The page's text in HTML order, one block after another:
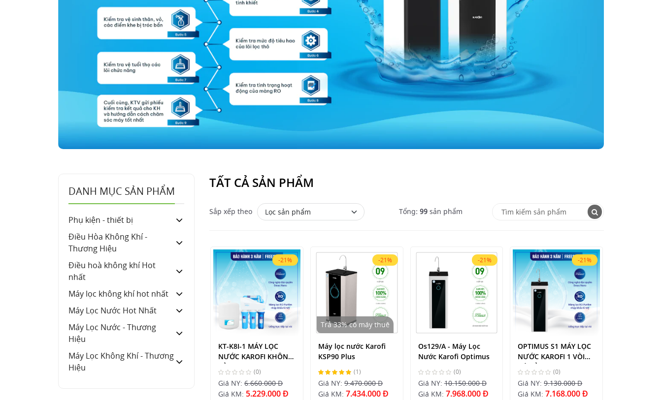
DANH MỤC SẢN PHẨM
Phụ kiện - thiết bị
Điều Hòa Không Khí -
Thương Hiệu
Điều hoà không khí Hot
nhất
Máy lọc không khí hot nhất
Máy Lọc Nước Hot Nhất
Máy Lọc Nước - Thương
Hiệu
Máy Lọc Không Khí - Thương
Hiệu
TẤT CẢ SẢN PHẨM
Sắp xếp theo Tổng: 99sản phẩm
-21%
KT-K8I-1 MÁY LỌC
NƯỚC KAROFI KHÔNG
(0)
Giá NY:6.660.000 Đ
Giá KM: 5.229.000 Đ
-21%
Trả 33% có máy thuê
Máy lọc nước Karofi
KSP90 Plus
(1)
Giá NY: 9.470.000 Đ
Giá KM: 7.434.000 Đ
-21%
Os129/A - Máy Lọc
Nước Karofi Optimus
(0)
Giá NY:10.150.000 Đ
Giá KM: 7.968.000 Đ
-21%
OPTIMUS S1 MÁY LỌC
NƯỚC KAROFI 1 VÒI
(0)
Giá NY:9.130.000 Đ
Giá KM:7.168.000 Đ